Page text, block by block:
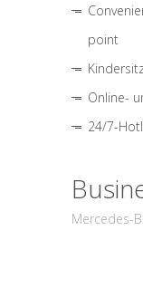
point
Online-
24/7-
Mercedes-